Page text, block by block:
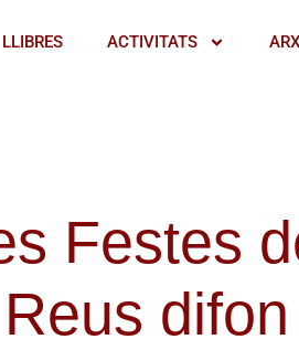
LLIBRES ACTIVITATS
Festes